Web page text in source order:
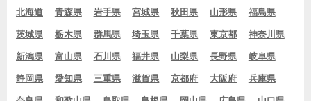
北海道 青森県 岩手県 宮城県 秋田県 山形県 福島県
茨城県 栃木県 群馬県 埼玉県 千葉県 東京都 神奈川県
新潟県 富山県 石川県 福井県 山梨県 長野県 岐阜県
静岡県 愛知県 三重県 滋賀県 京都府 大阪府 兵庫県